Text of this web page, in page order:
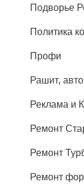
Подворье
Политика
Профи
Рашит,
Реклама и
Ремонт
Ремонт
Ремонт